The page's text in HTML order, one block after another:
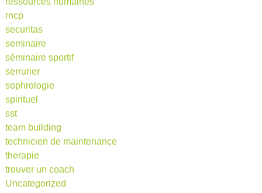
rncp
securitas
seminaire
séminaire sportif
serrurier
sophrologie
spirituel
sst
team building
technicien de maintenance
therapie
trouver un coach
Uncategorized